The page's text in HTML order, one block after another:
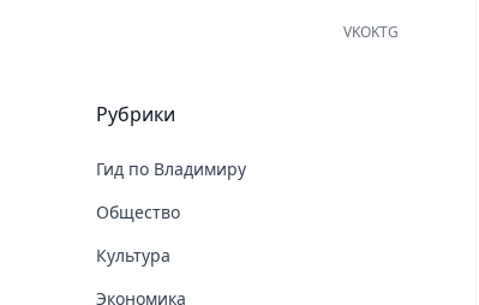
VKOKTG
Рубрики
Гид по Владимиру
Общество
Культура
Экономика